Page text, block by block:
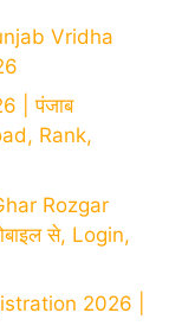
Vridha
| पंजाब
Rank,
Rozgar
से, Login,
2026 |